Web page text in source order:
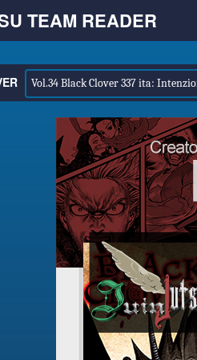
TEAM READER
Vol.34 Black Clover 337 ita: